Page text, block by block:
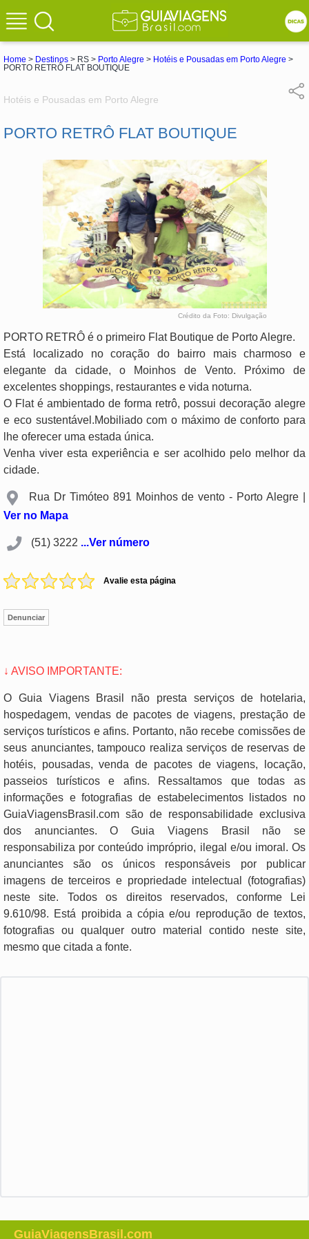
Home > Destinos > RS > Porto Alegre > Hotéis e Pousadas em Porto Alegre >
PORTO RETRÔ FLAT BOUTIQUE
Hotéis e Pousadas em Porto Alegre
PORTO RETRÔ FLAT BOUTIQUE
Crédito da Foto: Divulgação
PORTO RETRÔ é o primeiro Flat Boutique de Porto Alegre.
Está localizado no coração do bairro mais charmoso e
elegante da cidade, o Moinhos de Vento. Próximo de
excelentes shoppings, restaurantes e vida noturna.
O Flat é ambientado de forma retrô, possui decoração alegre
e eco sustentável.Mobiliado com o máximo de conforto para
lhe oferecer uma estada única.
Venha viver esta experiência e ser acolhido pelo melhor da
cidade.
Rua Dr Timóteo 891 Moinhos de vento - Porto Alegre |
Ver no Mapa
(51) 3222 ...Ver número
Avalie esta página
Denunciar
↓ AVISO IMPORTANTE:
O Guia Viagens Brasil não presta serviços de hotelaria,
hospedagem, vendas de pacotes de viagens, prestação de
serviços turísticos e afins. Portanto, não recebe comissões de
seus anunciantes, tampouco realiza serviços de reservas de
hotéis, pousadas, venda de pacotes de viagens, locação,
passeios turísticos e afins. Ressaltamos que todas as
informações e fotografias de estabelecimentos listados no
GuiaViagensBrasil.com são de responsabilidade exclusiva
dos anunciantes. O Guia Viagens Brasil não se
responsabiliza por conteúdo impróprio, ilegal e/ou imoral. Os
anunciantes são os únicos responsáveis por publicar
imagens de terceiros e propriedade intelectual (fotografias)
neste site. Todos os direitos reservados, conforme Lei
9.610/98. Está proibida a cópia e/ou reprodução de textos,
fotografias ou qualquer outro material contido neste site,
mesmo que citada a fonte.
GuiaViagensBrasil.com